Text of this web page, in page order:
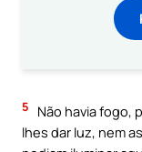
5
Não havia fogo,
lhes dar luz, nem